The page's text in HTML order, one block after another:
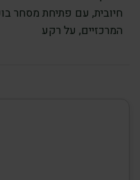
חיובית, עם פתיחת מסחר
המרכזיים, על רקע